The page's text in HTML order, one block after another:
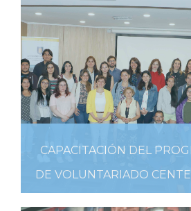
CAPACITACIÓN DEL
DE VOLUNTARIADO